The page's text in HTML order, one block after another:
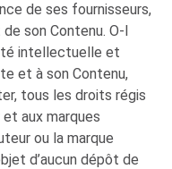
de ses fournisseurs,
son Contenu. O-I
intellectuelle et
et à son Contenu,
tous les droits régis
aux marques
ou la marque
d’aucun dépôt de